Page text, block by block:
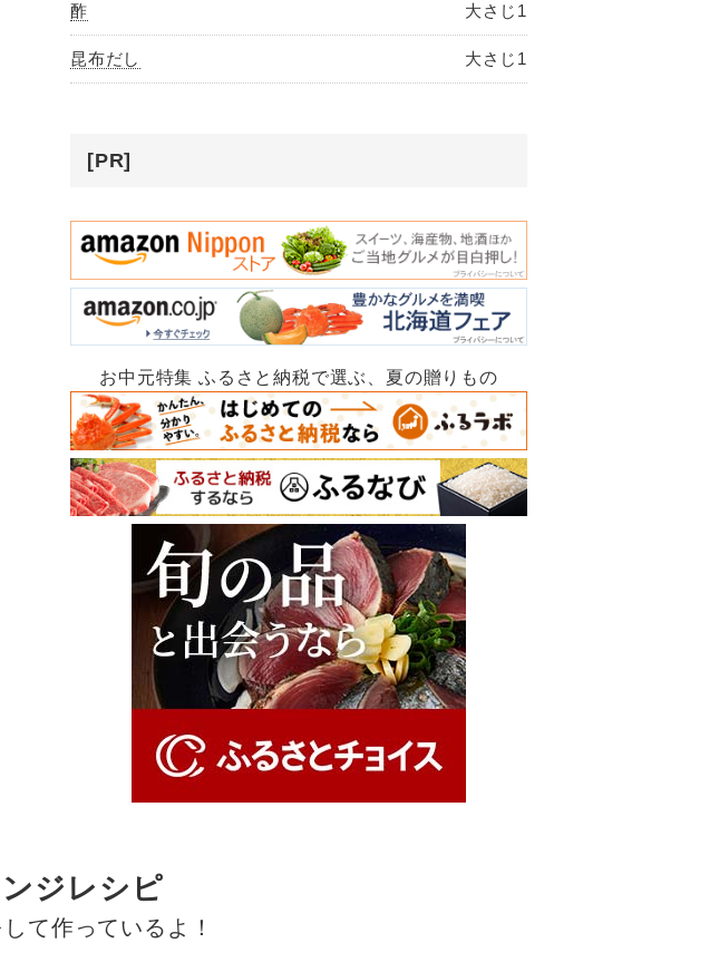
酢 大さじ1
昆布だし 大さじ1
[PR]
お中元特集 ふるさと納税で選ぶ、夏の贈りもの
ジレシピ
て作っているよ！